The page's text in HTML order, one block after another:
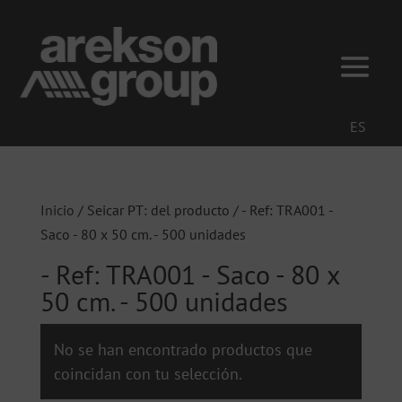
ES
Inicio / Seicar PT: del producto / - Ref: TRA001 -
Saco - 80 x 50 cm. - 500 unidades
- Ref: TRA001 - Saco - 80 x
50 cm. - 500 unidades
No se han encontrado productos que
coincidan con tu selección.